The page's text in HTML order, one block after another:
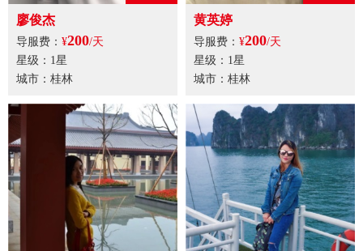
廖俊杰
导服费： ¥200/天
星级：1星
城市：桂林
黄英婷
导服费： ¥200/天
星级：1星
城市：桂林